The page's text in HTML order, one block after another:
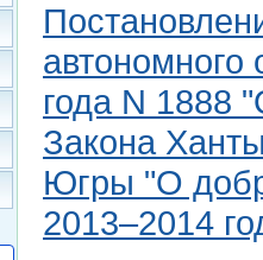
автономного
года N 1888
Закона
Югры "О
2013–2014